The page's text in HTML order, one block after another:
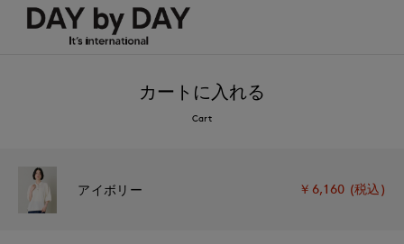
カートに入れる
Cart
アイボリー ￥6,160 (税込)